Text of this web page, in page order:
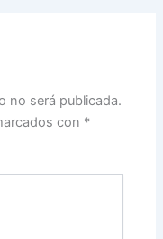
no será publicada.
con *